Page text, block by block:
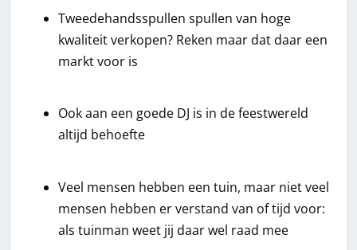
Tweedehandsspullen spullen van hoge
kwaliteit verkopen? Reken maar dat daar een
markt voor is
Ook aan een goede DJ is in de feestwereld
altijd behoefte
Veel mensen hebben een tuin, maar niet veel
mensen hebben er verstand van of tijd voor:
als tuinman weet jij daar wel raad mee